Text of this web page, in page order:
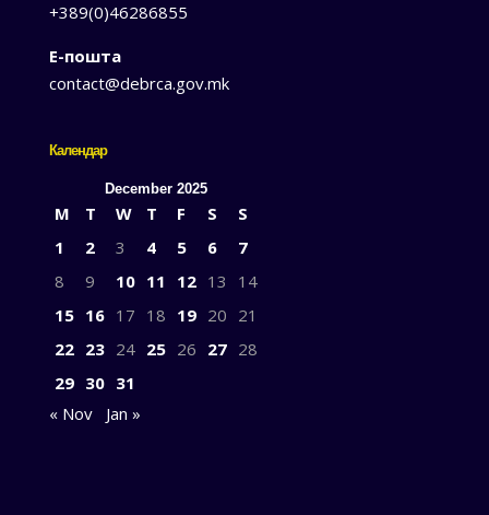
+389(0)46286855
Е-пошта
contact@debrca.gov.mk
Календар
December 2025
M T W T F S
S
1
2 3 4 5 6
7
8
9 10 11 12 13
14
15 16 17 18 19 20 21
22 23 24 25 26 27 28
29 30 31
« Nov
Jan »